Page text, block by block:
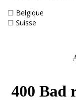
☐ Belgique
☐ Suisse